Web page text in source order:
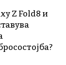
Z Fold8 и